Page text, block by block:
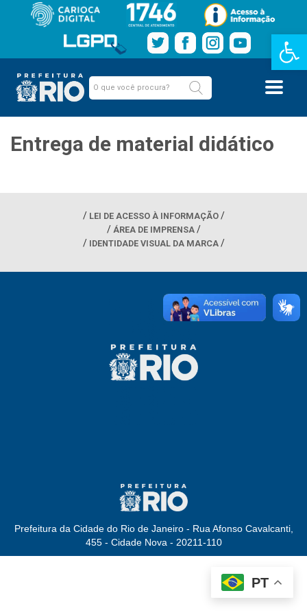
Barra de
Entrega de material didático
LEI DE ACESSO À INFORMAÇÃO
ÁREA DE IMPRENSA
IDENTIDADE VISUAL DA MARCA
Prefeitura da Cidade do Rio de Janeiro - Rua Afonso Cavalcanti,
455 - Cidade Nova - 20211-110
PT